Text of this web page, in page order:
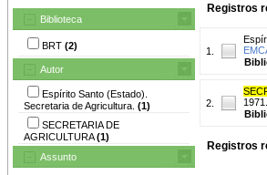
Biblioteca
BRT (2)
Autor
Espírito Santo (Estado).
Secretaria de Agricultura. (1)
SECRETARIA DE
AGRICULTURA(1)
Assunto
Registros
1.
2.
Registros